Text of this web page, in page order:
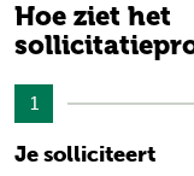
Hoe ziet het
1
Je solliciteert